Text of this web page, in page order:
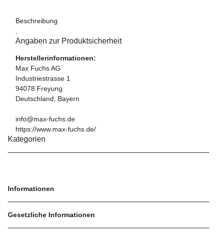
Beschreibung
Angaben zur Produktsicherheit
Herstellerinformationen:
Max Fuchs AG
Industriestrasse 1
94078 Freyung
Deutschland, Bayern
info@max-fuchs.de
https://www.max-fuchs.de/
Kategorien
Informationen
Gesetzliche Informationen